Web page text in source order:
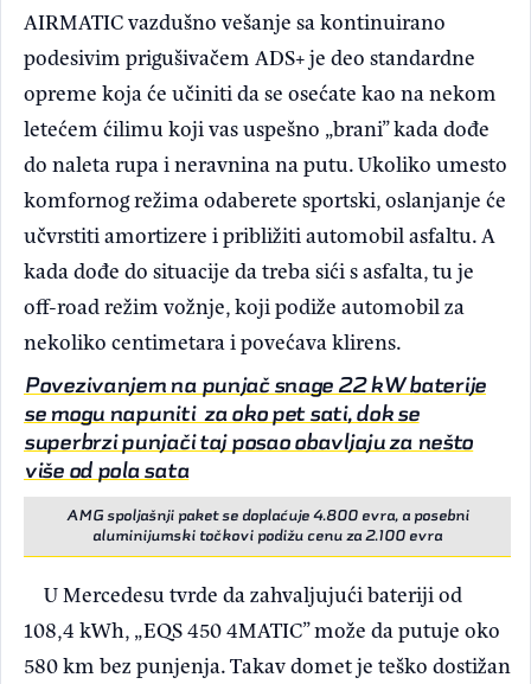
AIRMATIC vazdušno vešanje sa kontinuirano
podesivim prigušivačem ADS+ je deo standardne
opreme koja će učiniti da se osećate kao na nekom
letećem ćilimu koji vas uspešno „brani” kada dođe
do naleta rupa i neravnina na putu. Ukoliko umesto
komfornog režima odaberete sportski, oslanjanje će
učvrstiti amortizere i približiti automobil asfaltu. A
kada dođe do situacije da treba sići s asfalta, tu je
off-road režim vožnje, koji podiže automobil za
nekoliko centimetara i povećava klirens.
Povezivanjem na punjač snage 22 kW baterije
se mogu napuniti za oko pet sati, dok se
superbrzi punjači taj posao obavljaju za nešto
više od pola sata
AMG spoljašnji paket se doplaćuje 4.800 evra, a posebni
aluminijumski točkovi podižu cenu za 2.100 evra
U Mercedesu tvrde da zahvaljujući bateriji od
108,4 kWh, „EQS 450 4MATIC” može da putuje oko
580 km bez punjenja. Takav domet je teško dostižan